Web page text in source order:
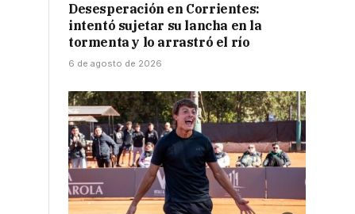
Desesperación en Corrientes:
intentó sujetar su lancha en la
tormenta y lo arrastró el río
6 de agosto de 2026